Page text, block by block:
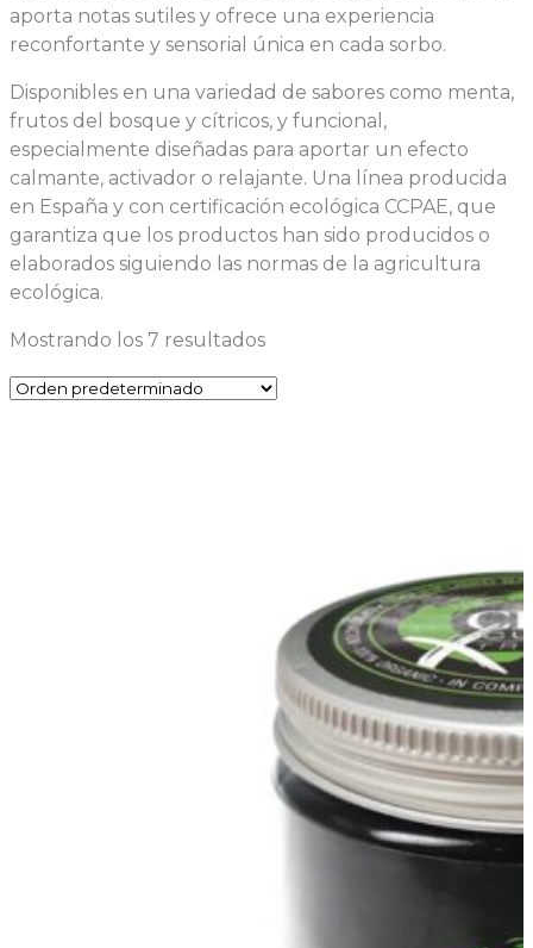
aporta notas sutiles y ofrece una experiencia
reconfortante y sensorial única en cada sorbo.
Disponibles en una variedad de sabores como menta,
frutos del bosque y cítricos, y funcional,
especialmente diseñadas para aportar un efecto
calmante, activador o relajante. Una línea producida
en España y con certificación ecológica CCPAE, que
garantiza que los productos han sido producidos o
elaborados siguiendo las normas de la agricultura
ecológica.
Mostrando los 7 resultados